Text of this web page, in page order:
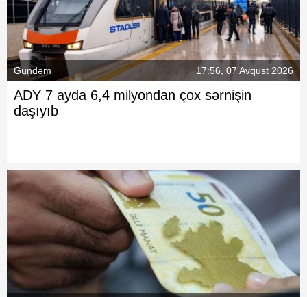
Gündəm 17:56, 07 Avqust 2026
ADY 7 ayda 6,4 milyondan çox sərnişin
daşıyıb